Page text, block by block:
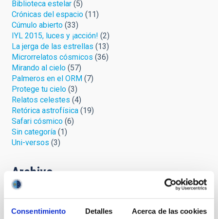
Consentimiento Detalles Acerca de las cookies
Biblioteca estelar (5)
Crónicas del espacio (11)
Cúmulo abierto (33)
IYL 2015, luces y ¡acción! (2)
La jerga de las estrellas (13)
Microrrelatos cósmicos (36)
Mirando al cielo (57)
Palmeros en el ORM (7)
Protege tu cielo (3)
Relatos celestes (4)
Retórica astrofísica (19)
Safari cósmico (6)
Sin categoría (1)
Uni-versos (3)
Archivo
Agosto 2026
Junio 2026(2)